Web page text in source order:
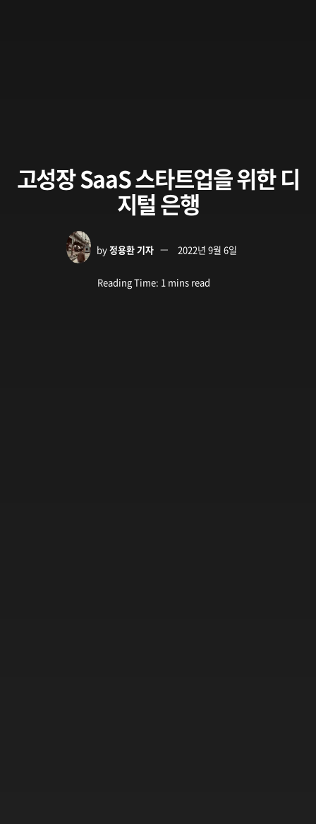
고성장 SaaS 스타트업을 위한 디
지털 은행
by정용환 기자 2022년 9월 6일
Reading Time: 1 mins read